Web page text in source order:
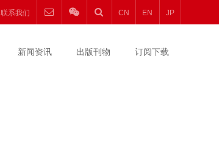
联系我们 CN EN JP
新闻资讯 出版刊物 订阅下载